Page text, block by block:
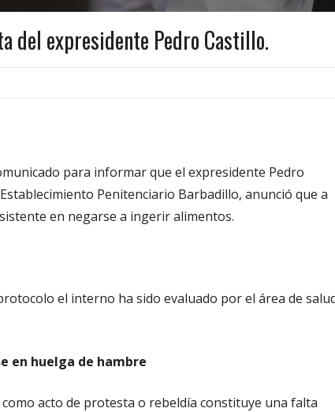
del expresidente Pedro Castillo.
para informar que el expresidente Pedro
Penitenciario Barbadillo, anunció que a
en negarse a ingerir alimentos.
el interno ha sido evaluado por el área de
en huelga de hambre
acto de protesta o rebeldía constituye una falta